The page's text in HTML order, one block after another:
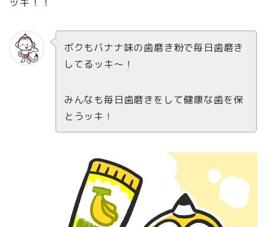
ボクもバナナ味の歯磨き粉で毎日歯磨き
してるッキ〜！
みんなも毎日歯磨きをして健康な歯を保
とうッキ！